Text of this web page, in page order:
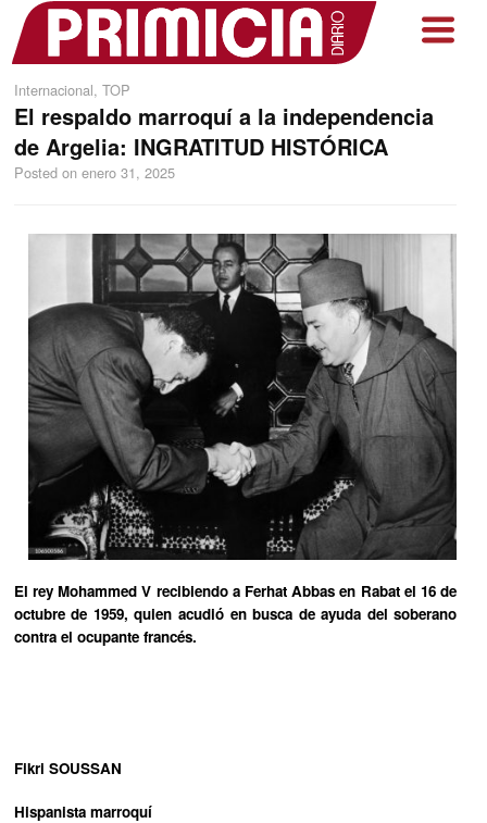
Internacional, TOP
El respaldo marroquí a la independencia
de Argelia: INGRATITUD HISTÓRICA
Posted on enero 31, 2025
El rey Mohammed V recibiendo a Ferhat Abbas en Rabat el 16 de
octubre de 1959, quien acudió en busca de ayuda del soberano
contra el ocupante francés.
Fikri SOUSSAN
Hispanista marroquí